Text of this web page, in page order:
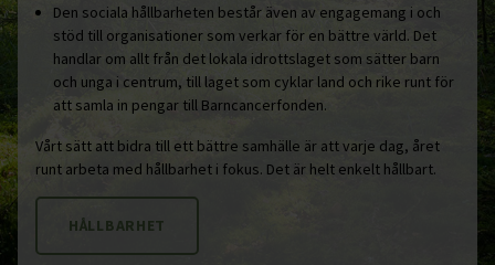
Den sociala hållbarheten består även av engagemang i och
stöd till organisationer som verkar för en bättre värld. Det
handlar om allt från det lokala idrottslaget som sätter barn
och unga i centrum, till laget som cyklar land och rike runt för
att samla in pengar till Barncancerfonden.
Vårt sätt att bidra till ett bättre samhälle är att varje dag, året
runt arbeta med hållbarhet i fokus. Det är helt enkelt hållbart.
HÅLLBARHET